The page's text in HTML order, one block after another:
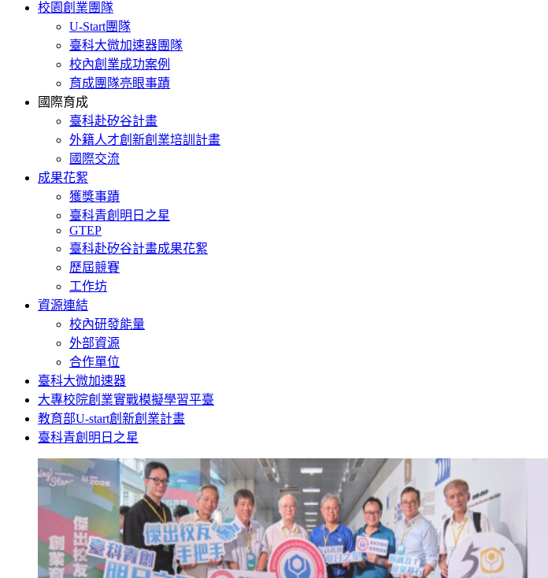
校園創業團隊
U-Start團隊
臺科大微加速器團隊
校內創業成功案例
育成團隊亮眼事蹟
國際育成
臺科赴矽谷計畫
外籍人才創新創業培訓計畫
國際交流
成果花絮
獲獎事蹟
臺科青創明日之星
GTEP
臺科赴矽谷計畫成果花絮
歷屆競賽
工作坊
資源連結
校內研發能量
外部資源
合作單位
臺科大微加速器
大專校院創業實戰模擬學習平臺
教育部U-start創新創業計畫
臺科青創明日之星